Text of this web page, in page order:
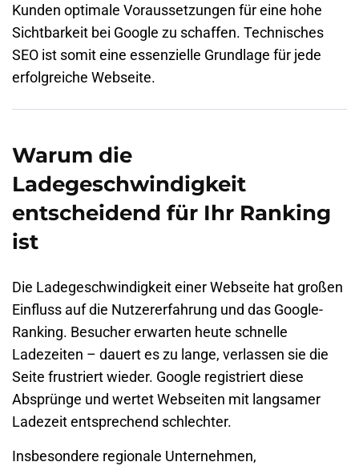
Kunden optimale Voraussetzungen für eine hohe
Sichtbarkeit bei Google zu schaffen. Technisches
SEO ist somit eine essenzielle Grundlage für jede
erfolgreiche Webseite.
Warum die
Ladegeschwindigkeit
entscheidend für Ihr Ranking
ist
Die Ladegeschwindigkeit einer Webseite hat großen
Einfluss auf die Nutzererfahrung und das Google-
Ranking. Besucher erwarten heute schnelle
Ladezeiten – dauert es zu lange, verlassen sie die
Seite frustriert wieder. Google registriert diese
Absprünge und wertet Webseiten mit langsamer
Ladezeit entsprechend schlechter.
Insbesondere regionale Unternehmen,